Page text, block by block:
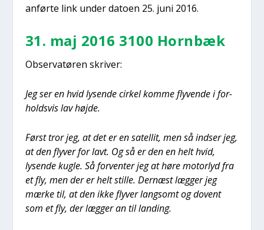
anfør­te link under dato­en 25. juni 2016.
31. maj 2016 3100 Hor­n­bæk
Obser­va­tø­ren skri­ver:
Jeg ser en hvid lysen­de cir­kel kom­me fly­ven­de i for­
holds­vis lav høj­de.
Først tror jeg, at det er en satel­lit, men så ind­ser jeg,
at den fly­ver for lavt. Og så er den en helt hvid,
lysen­de kug­le. Så for­ven­ter jeg at høre motor­lyd fra
et fly, men der er helt stil­le. Der­næst læg­ger jeg
mær­ke til, at den ikke fly­ver lang­somt og dovent
som et fly, der læg­ger an til lan­ding.